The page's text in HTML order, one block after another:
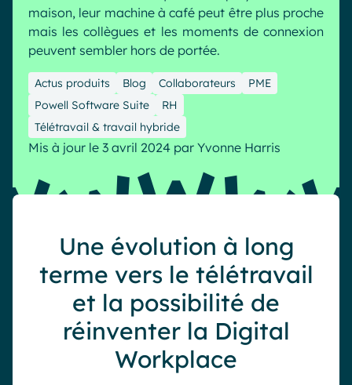
maison, leur machine à café peut être plus proche
mais les collègues et les moments de connexion
peuvent sembler hors de portée.
Actus produits Blog Collaborateurs
PME
Powell Software Suite
RH
Télétravail & travail hybride
Mis à jour le 3 avril 2024 par Yvonne Harris
Une évolution à long
terme vers le télétravail
et la possibilité de
réinventer la Digital
Workplace